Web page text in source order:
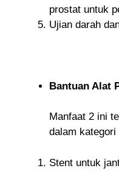
prostat untuk
Ujian darah
Bantuan Alat
Manfaat 2 ini
dalam kategori
Stent untuk